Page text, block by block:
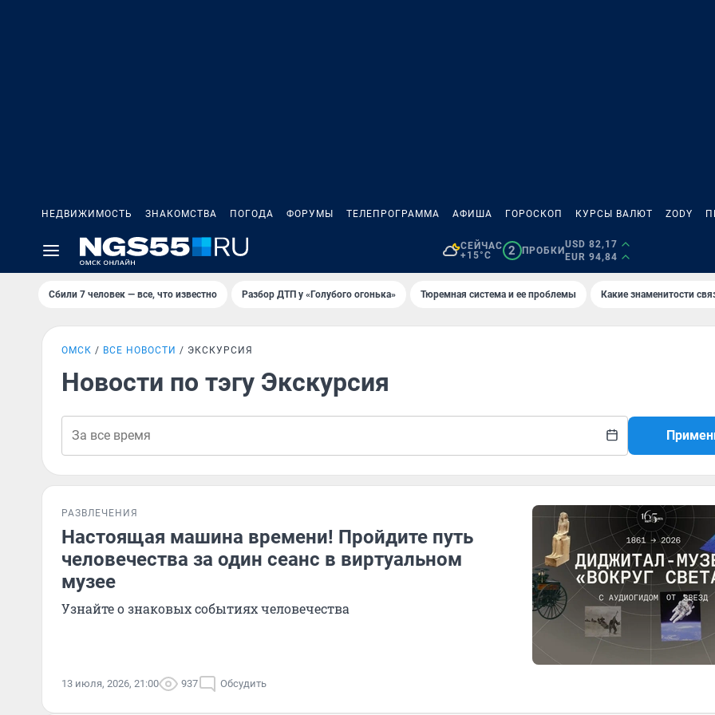
НЕДВИЖИМОСТЬ ЗНАКОМСТВА ПОГОДА ФОРУМЫ ТЕЛЕПРОГРАММА АФИША ГОРОСКОП КУРСЫ ВАЛЮТ ZODY
СЕЙЧАС
+15°C
2 ПРОБКИ
USD 82,17
EUR 94,84
Сбили 7 человек — все, что известно Разбор ДТП у «Голубого огонька» Тюремная система и ее проблемы Какие знаменитости
ОМСК ВСЕ НОВОСТИ ЭКСКУРСИЯ
Новости по тэгу Экскурсия
РАЗВЛЕЧЕНИЯ
Настоящая машина времени! Пройдите путь
человечества за один сеанс в виртуальном
музее
Узнайте о знаковых событиях человечества
13 июля, 2026, 21:00 937 Обсудить